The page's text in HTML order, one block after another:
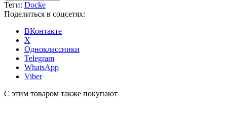
Теги: Docke
Поделиться в соцсетях:
ВКонтакте
X
Одноклассники
Telegram
WhatsApp
Viber
С этим товаром также покупают